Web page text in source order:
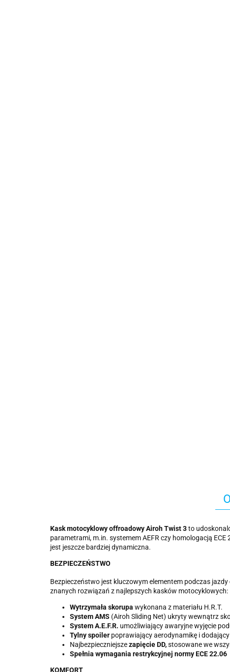
Kask motocyklowy offroadowy Airoh Twist 3to
parametrami, m.in. systemem AEFR czy homologacją
jest jeszcze bardziej dynamiczna.
BEZPIECZEŃSTWO
Bezpieczeństwo jest kluczowym elementem podczas
znanych rozwiązań z najlepszych kasków motocyklowych:
Wytrzymała skorupa wykonana z materiału H.R.T.
System AMS (Airoh Sliding Net) ukryty wewnątrz
System A.E.F.R. umożliwiający awaryjne wyjęcie
Tylny spoiler poprawiający aerodynamikę i
Najbezpieczniejszezapięcie DD,stosowane we
Spełnia wymagania restrykcyjnej normy ECE 22.06
KOMFORT